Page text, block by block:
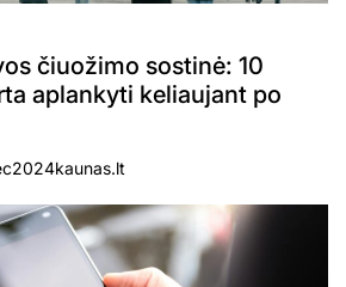
čiuožimo sostinė: 10
aplankyti keliaujant po